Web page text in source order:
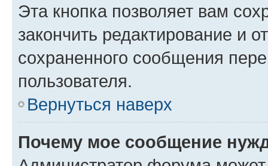
Эта кнопка позволяет вам
закончить редактирование и
сохраненного сообщения
пользователя.
Вернуться наверх
Почему мое сообщение